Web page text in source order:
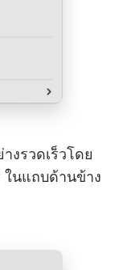
งรวดเร็วโดย
นแถบด้านข้าง